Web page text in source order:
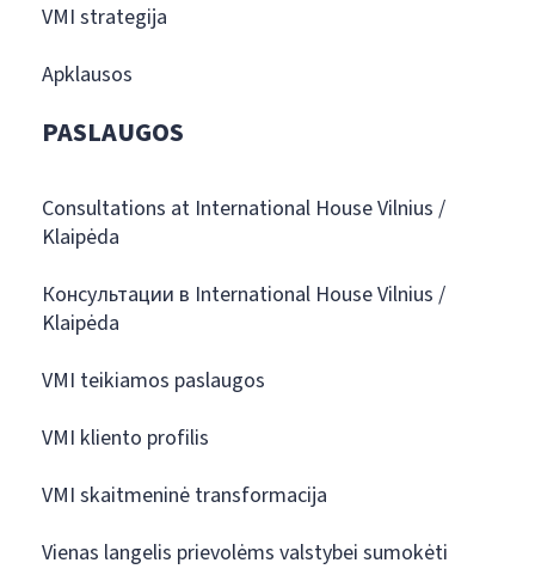
VMI strategija
Apklausos
PASLAUGOS
Consultations at International House Vilnius /
Klaipėda
Консультации в International House Vilnius /
Klaipėda
VMI teikiamos paslaugos
VMI kliento profilis
VMI skaitmeninė transformacija
Vienas langelis prievolėms valstybei sumokėti